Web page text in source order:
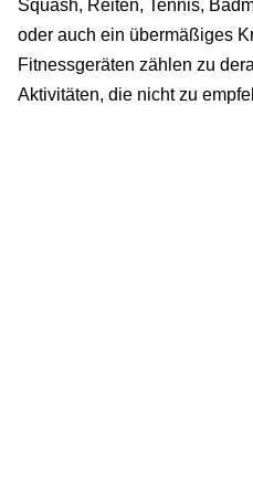
Squash, Reiten, Tennis,
oder auch ein übermäßiges
Fitnessgeräten zählen zu
Aktivitäten, die nicht zu